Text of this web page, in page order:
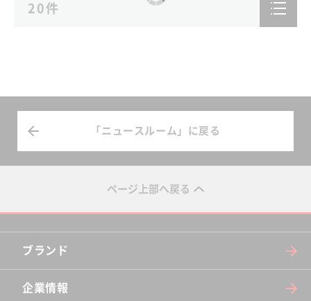
ニュース記事の表示件数を20件、40件、60件から選択でき
20件
「ニュースルーム」に戻る
ページ上部へ戻る
ブランド
企業情報